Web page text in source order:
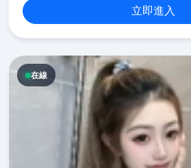
立即進入
在線